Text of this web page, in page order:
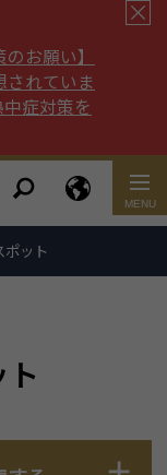
お願い】
れていま
症対策を
ポット